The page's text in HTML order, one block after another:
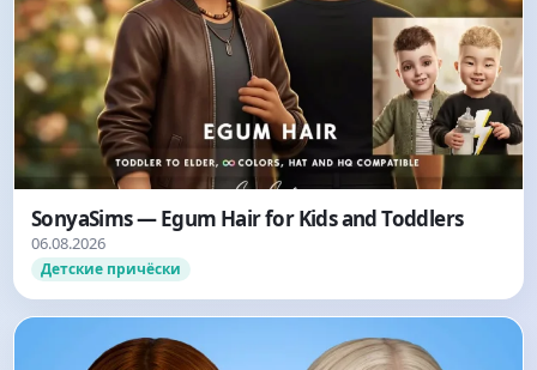
SonyaSims — Egum Hair for Kids and Toddlers
06.08.2026
Детские причёски